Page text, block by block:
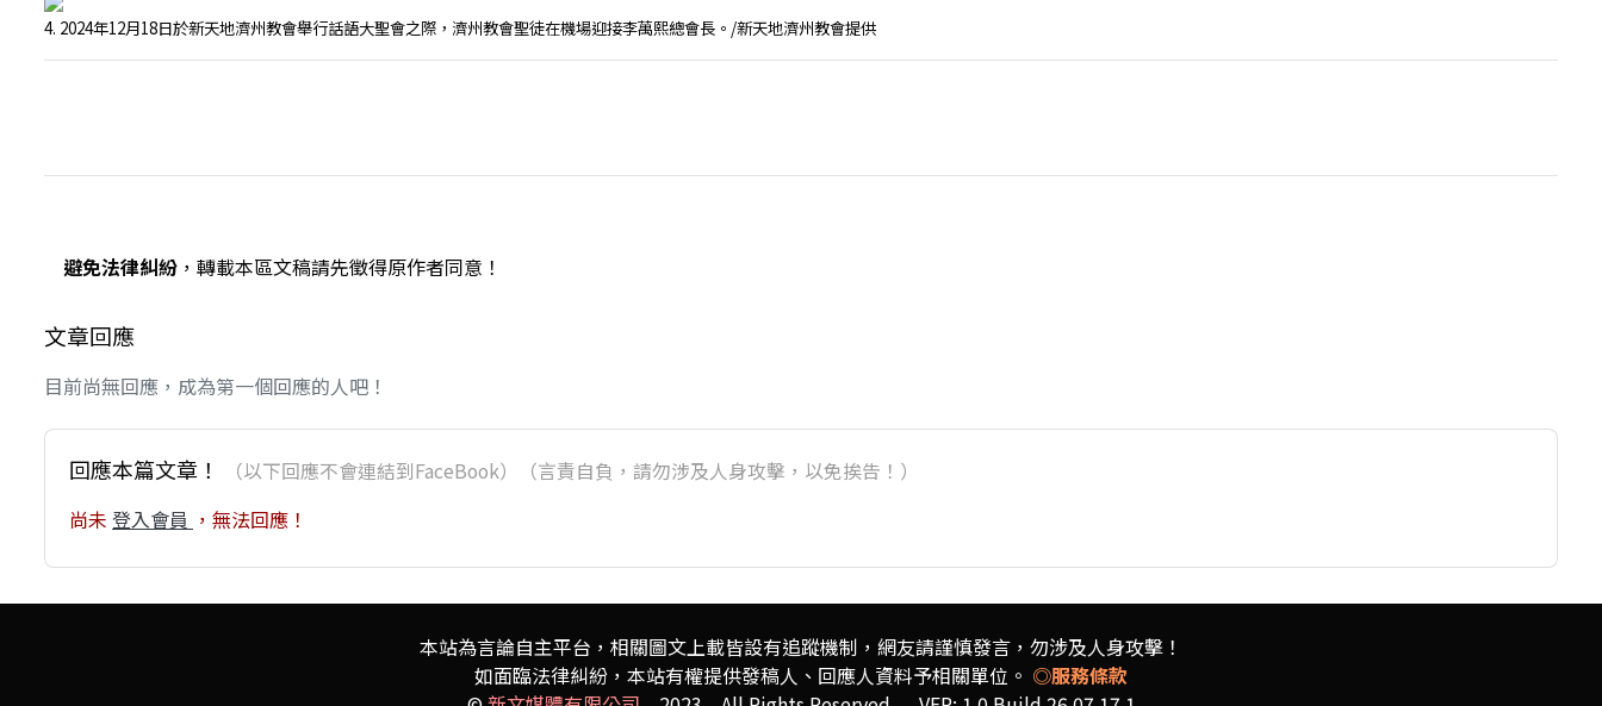
4. 2024年12月18日於新天地濟州教會舉行話語大聖會之際，濟州教會聖徒在機場迎接李萬熙總會長。/新天地濟州教會提供
避免法律糾紛 ，轉載本區文稿請先徵得原作者同意！
文章回應
目前尚無回應，成為第一個回應的人吧！
回應本篇文章！ （以下回應不會連結到FaceBook）（言責自負，請勿涉及人身攻擊，以免挨告！）
尚未 登入會員 ，無法回應！
本站為言論自主平台，相關圖文上載皆設有追蹤機制， 網友請謹慎發言，勿涉及人身攻擊！
如面臨法律糾紛，本站有權提供發稿人、 回應人資料予相關單位。 ◎服務條款